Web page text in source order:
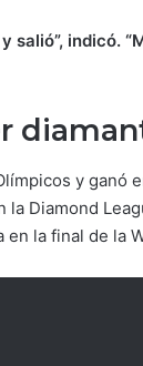
salió”, indicó.
y ganó
Diamond
la final de la